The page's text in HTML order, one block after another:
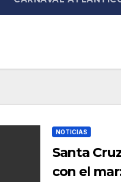
NOTICIAS
Santa
con el